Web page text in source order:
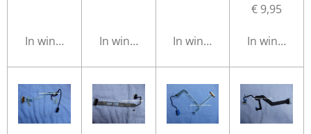
In winkelwagenIn winkelwagenIn winkelwagen
€ 9,95
In